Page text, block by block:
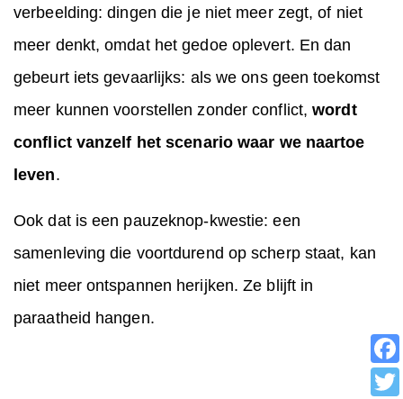
verbeelding: dingen die je niet meer zegt, of niet
meer denkt, omdat het gedoe oplevert. En dan
gebeurt iets gevaarlijks: als we ons geen toekomst
meer kunnen voorstellen zonder conflict,wordt
conflict vanzelf het scenario waar we naartoe
leven.
Ook dat is een pauzeknop-kwestie: een
samenleving die voortdurend op scherp staat, kan
niet meer ontspannen herijken. Ze blijft in
paraatheid hangen.